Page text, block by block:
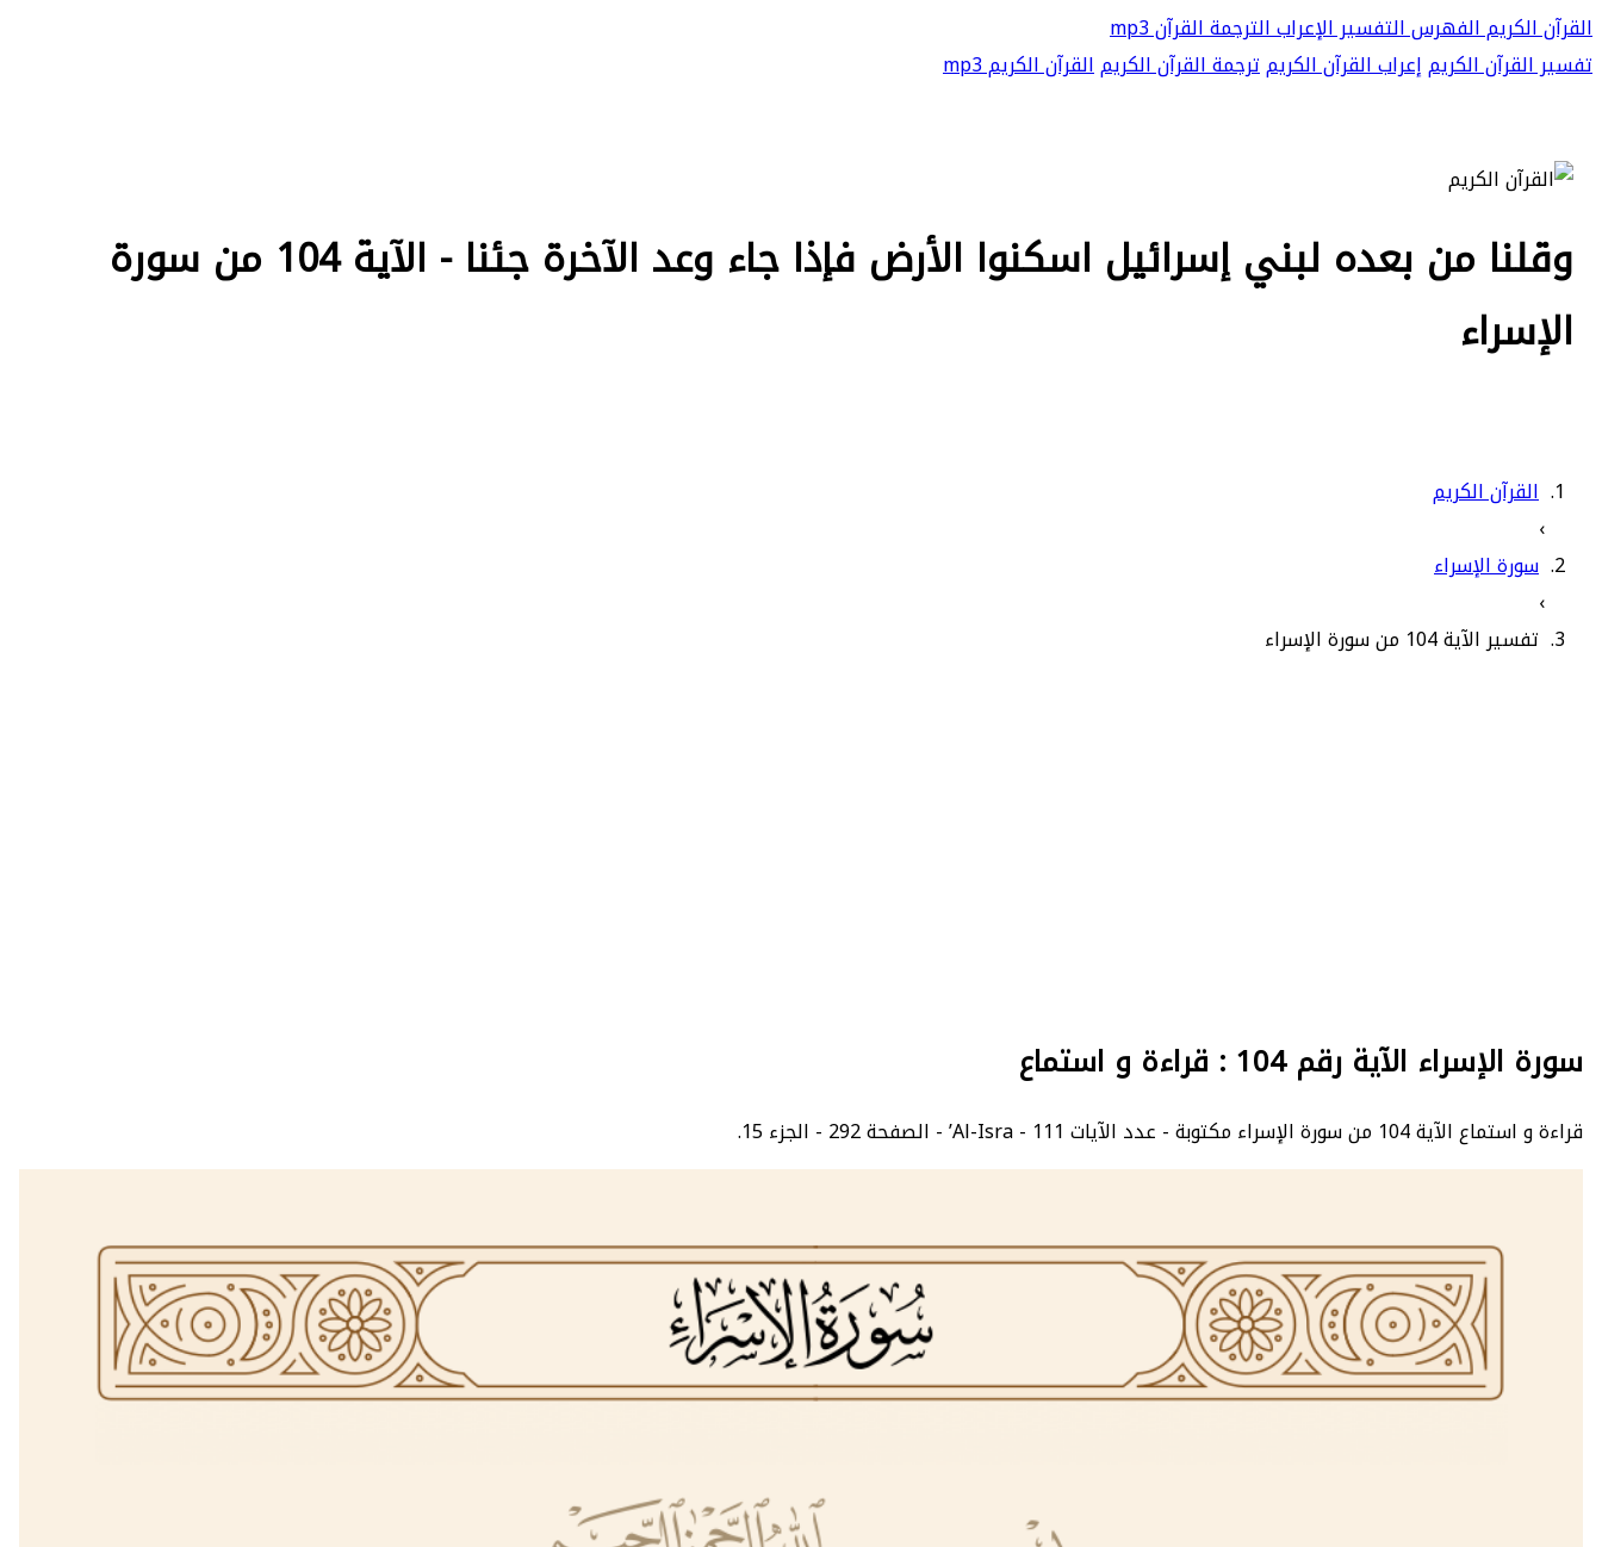
القرآن الكريمالفهرسالتفسيرالإعرابالترجمةالقرآن mp3
تفسير القرآن الكريمإعراب القرآن الكريمترجمة القرآن الكريمالقرآن الكريم mp3
وقلنا من بعده لبني إسرائيل اسكنوا الأرض فإذا جاء وعد الآخرة جئنا - الآية 104 من سورة
الإسراء
القرآن الكريم
›
سورة الإسراء
›
تفسير الآية 104 من سورة الإسراء
سورة الإسراء الآية رقم 104 : قراءة و استماع
قراءة و استماع الآية 104 من سورة الإسراء مكتوبة - عدد الآيات 111 - Al-Isra’ - الصفحة 292 - الجزء 15.